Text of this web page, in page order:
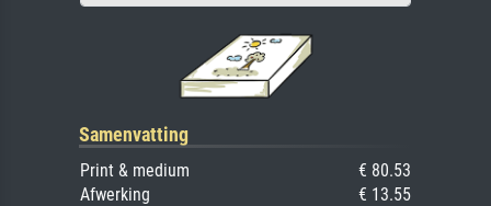
Samenvatting
Print & medium
€ 80.53
Afwerking
€ 13.55